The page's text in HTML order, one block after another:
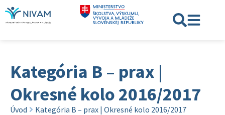
Kategória B – prax |
Okresné kolo 2016/2017
Úvod Kategória B – prax | Okresné kolo 2016/2017